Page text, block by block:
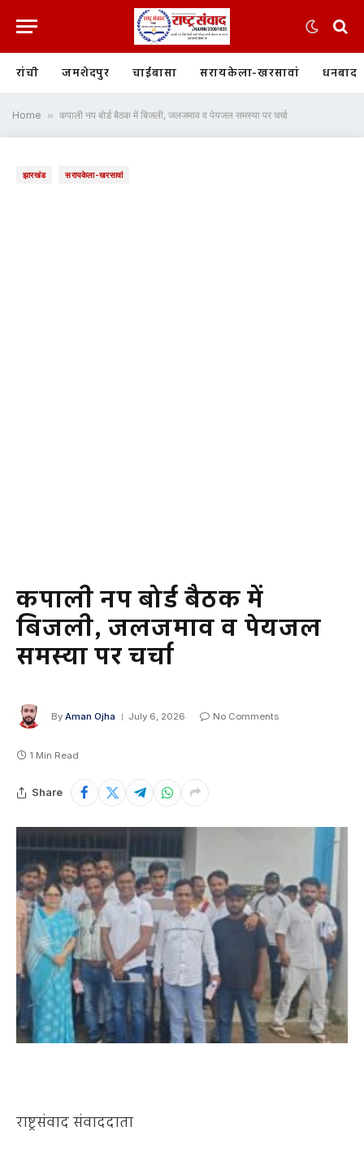
रांची जमशेदपुर चाईबासा सरायकेला-खरसावां धनबाद
Home » कपाली नप बोर्ड बैठक में बिजली, जलजमाव व पेयजल समस्या पर चर्चा
झारखंड सरायकेला-खरसावां
कपाली नप बोर्ड बैठक में
बिजली, जलजमाव व पेयजल
समस्या पर चर्चा
By Aman Ojha July 6, 2026 No Comments
1 Min Read
Share
राष्ट्रसंवाद संवाददाता